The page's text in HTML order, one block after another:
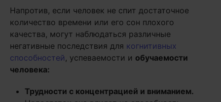
Напротив, если человек не спит достаточное
количество времени или его сон плохого
качества, могут наблюдаться различные
негативные последствия для когнитивных
способностей , успеваемости и обучаемости
человека:
Трудности с концентрацией и вниманием.